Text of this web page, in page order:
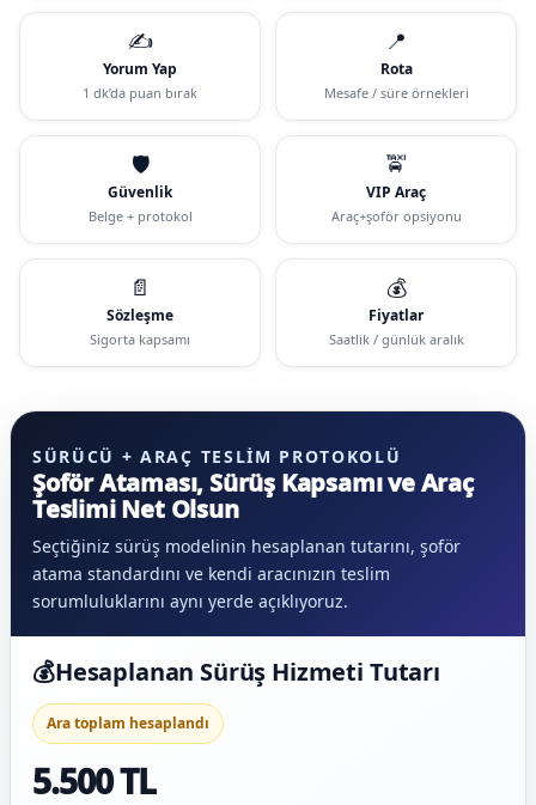
✍️
Yorum Yap
1 dk’da puan bırak
📍
Rota
Mesafe / süre örnekleri
🛡️
Güvenlik
Belge + protokol
🚖
VIP Araç
Araç+şoför opsiyonu
📄
Sözleşme
Sigorta kapsamı
💰
Fiyatlar
Saatlik / günlük aralık
SÜRÜCÜ + ARAÇ TESLIM PROTOKOLÜ
Şoför Ataması, Sürüş Kapsamı ve Araç
Teslimi Net Olsun
Seçtiğiniz sürüş modelinin hesaplanan tutarını, şoför
atama standardını ve kendi aracınızın teslim
sorumluluklarını aynı yerde açıklıyoruz.
💰Hesaplanan Sürüş Hizmeti Tutarı
Ara toplam hesaplandı
5.500 TL